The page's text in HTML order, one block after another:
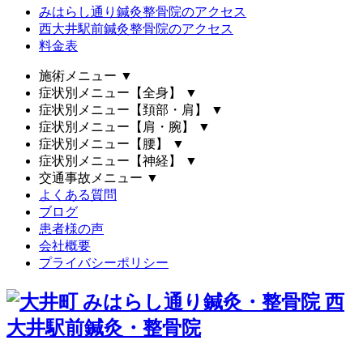
みはらし通り鍼灸整骨院のアクセス
西大井駅前鍼灸整骨院のアクセス
料金表
施術メニュー ▼
症状別メニュー【全身】
▼
症状別メニュー【頚部・肩】
▼
症状別メニュー【肩・腕】
▼
症状別メニュー【腰】
▼
症状別メニュー【神経】
▼
交通事故メニュー ▼
よくある質問
ブログ
患者様の声
会社概要
プライバシーポリシー